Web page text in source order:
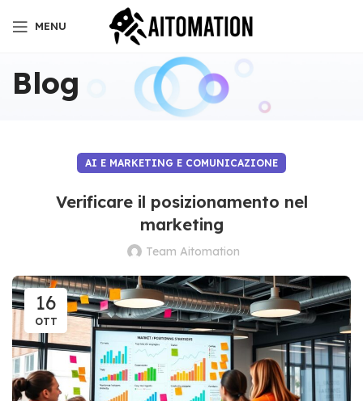
MENU
Blog
AI E MARKETING E COMUNICAZIONE
Verificare il posizionamento nel
marketing
Team Aitomation
16
OTT